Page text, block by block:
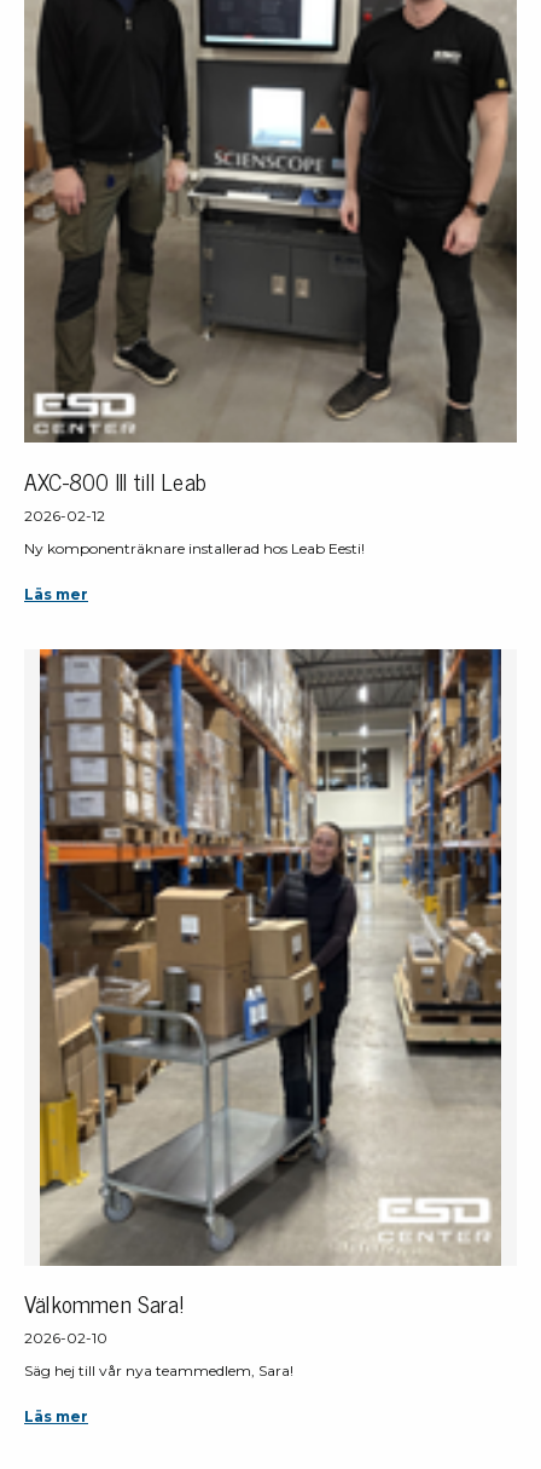
AXC-800 III till Leab
2026-02-12
Ny komponenträknare installerad hos Leab Eesti!
Läs mer
Välkommen Sara!
2026-02-10
Säg hej till vår nya teammedlem, Sara!
Läs mer